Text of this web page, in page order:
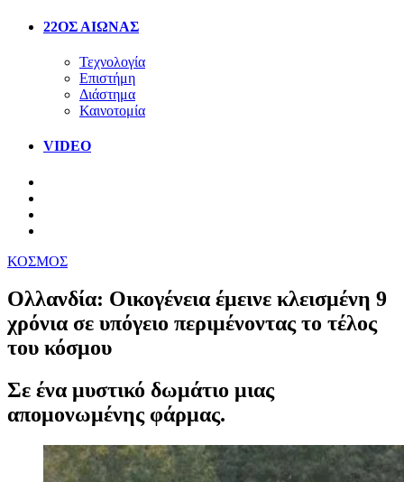
22ΟΣ ΑΙΩΝΑΣ
Τεχνολογία
Επιστήμη
Διάστημα
Καινοτομία
VIDEO
ΚΟΣΜΟΣ
Ολλανδία: Οικογένεια έμεινε κλεισμένη 9
χρόνια σε υπόγειο περιμένοντας το τέλος
του κόσμου
Σε ένα μυστικό δωμάτιο μιας
απομονωμένης φάρμας.